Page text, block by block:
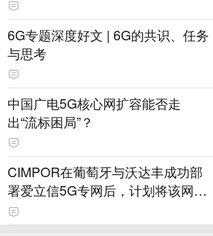
6G专题深度好文 | 6G的共识、任务
与思考
中国广电5G核心网扩容能否走
出“流标困局”？
CIMPOR在葡萄牙与沃达丰成功部
署爱立信5G专网后，计划将该网络
推广至全球